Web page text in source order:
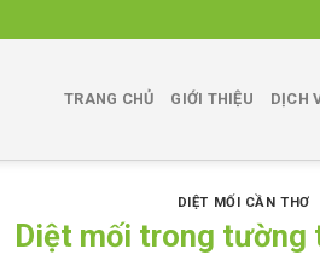
TRANG CHỦ GIỚI THIỆU DỊCH
DIỆT MỐI CẦN THƠ
Diệt mối trong tường